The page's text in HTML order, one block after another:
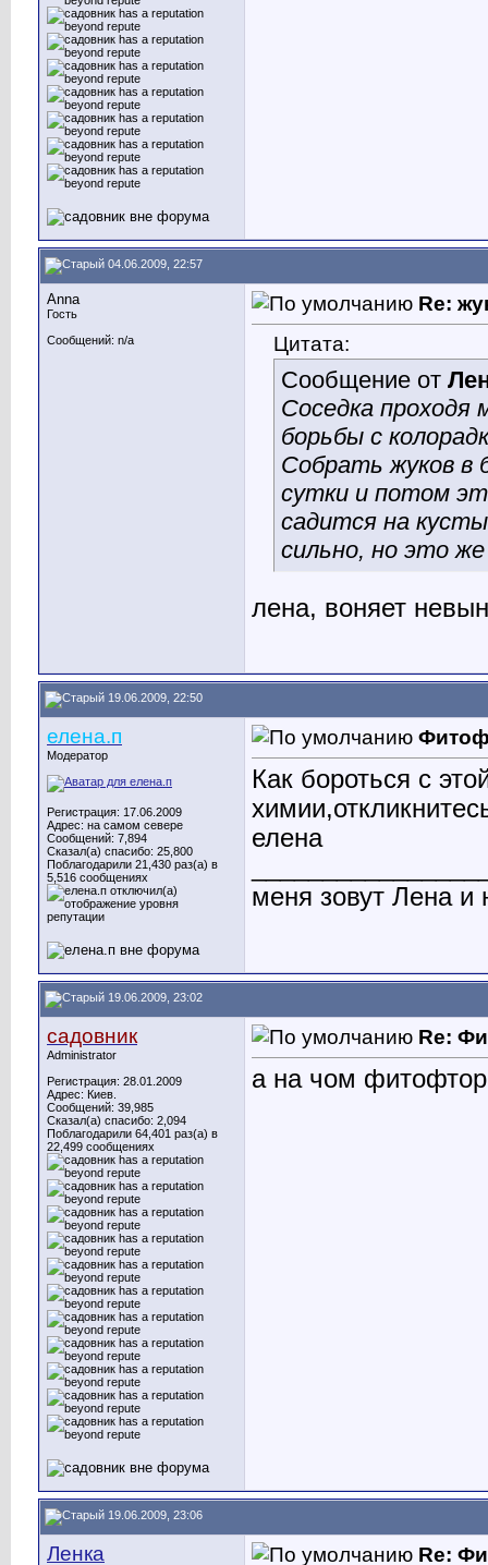
04.06.2009, 22:57
Anna
Гость
Сообщений: n/a
Re:
Цитата:
Сообщение от
Соседка проходя
борьбы с
Собрать жуков в
сутки и потом
садится на
сильно, но это
лена, воняет
19.06.2009, 22:50
елена.п
Модератор
Регистрация: 17.06.2009
Адрес: на самом севере
Сообщений: 7,894
Сказал(а) спасибо: 25,800
Поблагодарили 21,430 раз(а) в
5,516 сообщениях
Как бороться с
елена
меня зовут Лена и
19.06.2009, 23:02
садовник
Administrator
Регистрация: 28.01.2009
Адрес: Киев.
Сообщений: 39,985
Сказал(а) спасибо: 2,094
Поблагодарили 64,401 раз(а) в
22,499 сообщениях
Re:
а на чом
19.06.2009, 23:06
Ленка Re: